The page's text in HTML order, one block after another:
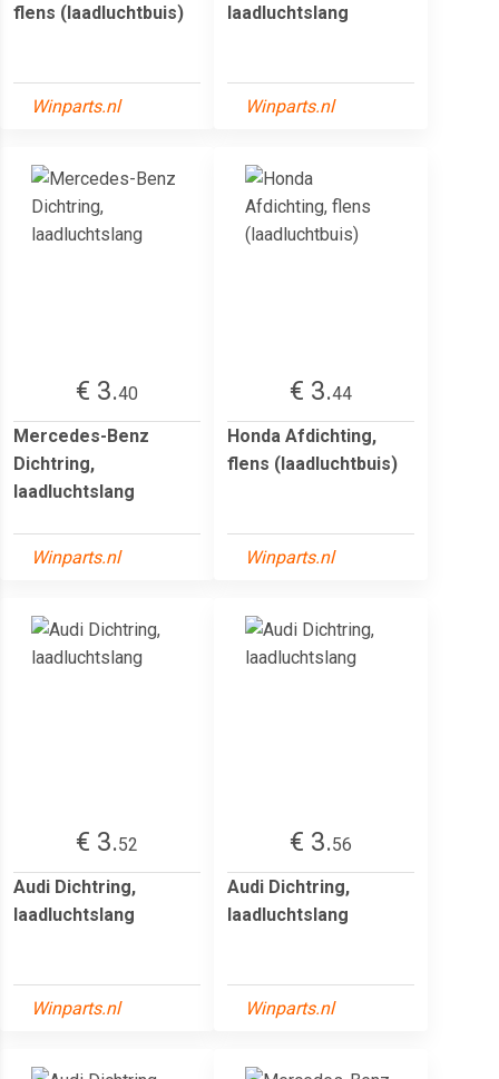
flens (laadluchtbuis)
Winparts.nl
laadluchtslang
Winparts.nl
€ 3.40
Mercedes-Benz
Dichtring,
laadluchtslang
Winparts.nl
€ 3.44
Honda Afdichting,
flens (laadluchtbuis)
Winparts.nl
€ 3.52
Audi Dichtring,
laadluchtslang
Winparts.nl
€ 3.56
Audi Dichtring,
laadluchtslang
Winparts.nl